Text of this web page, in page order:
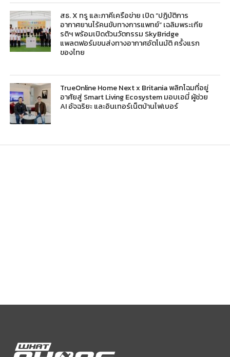
สธ. X ทรู และภาคีเครือข่าย เปิด “ปฏิบัติการ
อากาศยานไร้คนขับทางการแพทย์” เฉลิมพระเกีย
รติฯ พร้อมเปิดตัวนวัตกรรม SkyBridge
แพลตฟอร์มขนส่งทางอากาศอัตโนมัติ ครั้งแรก
ของไทย
TrueOnline Home Next x Britania พลิกโฉมที่อยู่
อาศัยสู่ Smart Living Ecosystem มอบเอมี่ ผู้ช่วย
AI อัจฉริยะ และอินเทอร์เน็ตบ้านไฟเบอร์